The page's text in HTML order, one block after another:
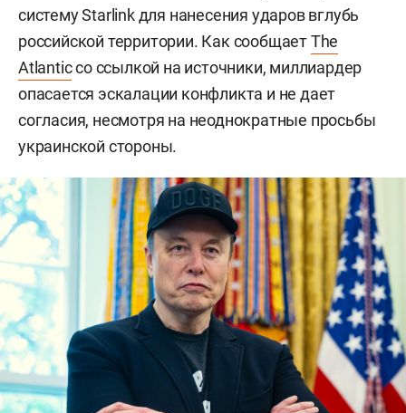
систему Starlink для нанесения ударов вглубь
российской территории. Как сообщаетThe
Atlanticсо ссылкой на источники, миллиардер
опасается эскалации конфликта и не дает
согласия, несмотря на неоднократные просьбы
украинской стороны.